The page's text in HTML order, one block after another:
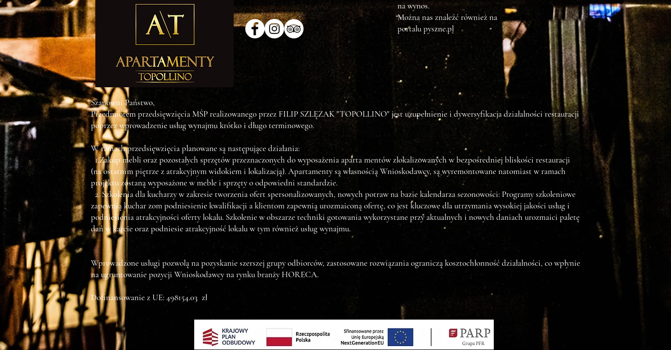
na wynos.
Można nas znaleźć również na
portalu pyszne.pl
Szanowni Państwo,
Przedmiotem przedsięwzięcia MŚP realizowanego przez FILIP SZLĘZAK "TOPOLLINO" jest uzupełnienie i dywersyfikacja działalności restauracji
poprzez wprowadzenie usług wynajmu krótko i długo terminowego.
W ramach przedsięwzięcia planowane są następujące działania:
1.Zakup mebli oraz pozostałych sprzętów przeznaczonych do wyposażenia aparta mentów zlokalizowanych w bezpośredniej bliskości restauracji
(na ostatnim piętrze z atrakcyjnym widokiem i lokalizacją). Apartamenty są własnością Wnioskodawcy, są wyremontowane natomiast w ramach
projektu zostaną wyposażone w meble i sprzęty o odpowiedni standardzie.
2. Szkolenia dla kucharzy w zakresie tworzenia ofert spersonalizowanych, nowych potraw na bazie kalendarza sezonowości: Programy szkoleniowe
zapewnią kuchar zom podniesienie kwalifikacji a klientom zapewnią urozmaiconą ofertę, co jest kluczowe dla utrzymania wysokiej jakości usług i
podniesienia atrakcyjności oferty lokalu. Szkolenie w obszarze techniki gotowania wykorzystane przy aktualnych i nowych daniach urozmaici paletę
dań w karcie oraz podniesie atrakcyjność lokalu w tym również usług wynajmu.
Wprowadzone usługi pozwolą na pozyskanie szerszej grupy odbiorców, zastosowane rozwiązania ograniczą kosztochłonność działalności, co wpłynie
na ugruntowanie pozycji Wnioskodawcy na rynku branży HORECA.
Dofinansowanie z UE: 498154.03 zł